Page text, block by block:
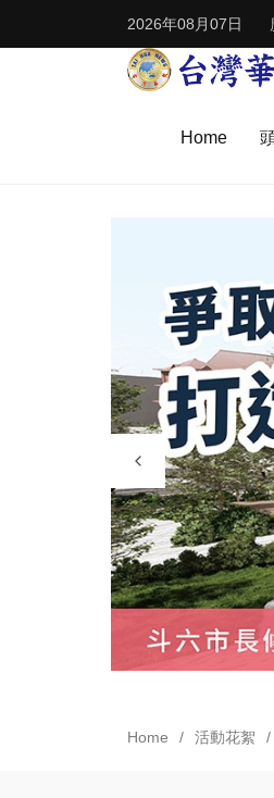
2026年08月07日
Home
Home 活動花絮